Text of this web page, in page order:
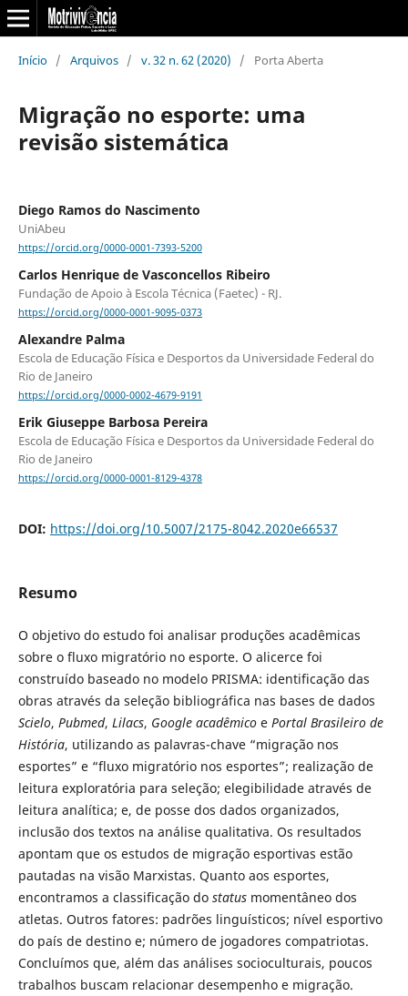
Início / Arquivos / v. 32 n. 62 (2020) / Porta Aberta
Migração no esporte: uma
revisão sistemática
Diego Ramos do Nascimento
UniAbeu
https://orcid.org/0000-0001-7393-5200
Carlos Henrique de Vasconcellos Ribeiro
Fundação de Apoio à Escola Técnica (Faetec) - RJ.
https://orcid.org/0000-0001-9095-0373
Alexandre Palma
Escola de Educação Física e Desportos da Universidade Federal do
Rio de Janeiro
https://orcid.org/0000-0002-4679-9191
Erik Giuseppe Barbosa Pereira
Escola de Educação Física e Desportos da Universidade Federal do
Rio de Janeiro
https://orcid.org/0000-0001-8129-4378
DOI: https://doi.org/10.5007/2175-8042.2020e66537
Resumo
O objetivo do estudo foi analisar produções acadêmicas
sobre o fluxo migratório no esporte. O alicerce foi
construído baseado no modelo PRISMA: identificação das
obras através da seleção bibliográfica nas bases de dados
Scielo, Pubmed, Lilacs, Google acadêmicoe Portal Brasileiro de
História, utilizando as palavras-chave “migração nos
esportes” e “fluxo migratório nos esportes”; realização de
leitura exploratória para seleção; elegibilidade através de
leitura analítica; e, de posse dos dados organizados,
inclusão dos textos na análise qualitativa. Os resultados
apontam que os estudos de migração esportivas estão
pautadas na visão Marxistas. Quanto aos esportes,
encontramos a classificação do statusmomentâneo dos
atletas. Outros fatores: padrões linguísticos; nível esportivo
do país de destino e; número de jogadores compatriotas.
Concluímos que, além das análises socioculturais, poucos
trabalhos buscam relacionar desempenho e migração.